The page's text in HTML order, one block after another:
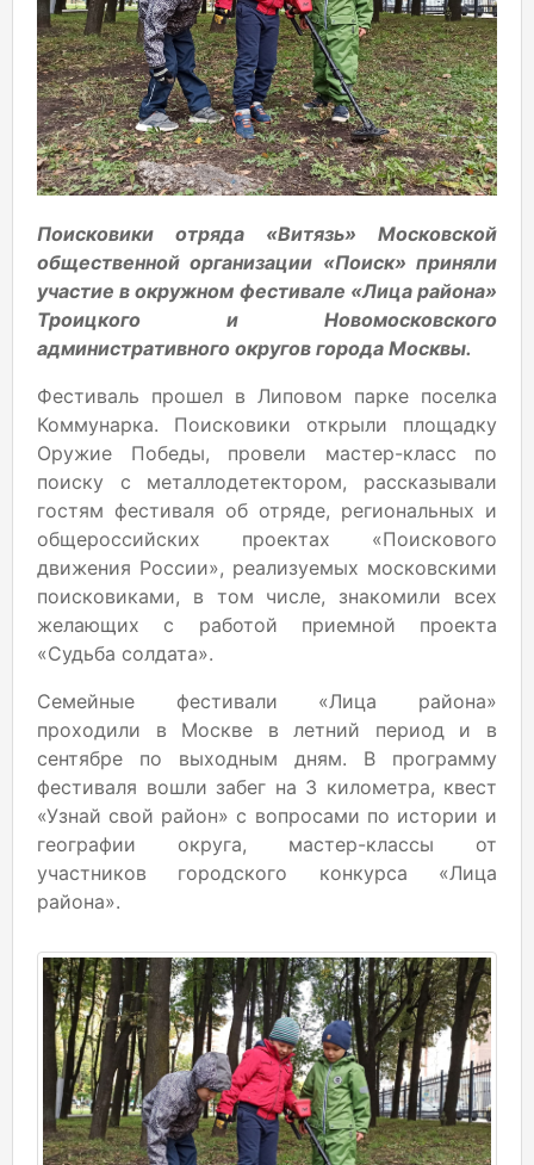
Поисковики отряда «Витязь» Московской
общественной организации «Поиск» приняли
участие в окружном фестивале «Лица района»
Троицкого и Новомосковского
административного округов города Москвы.
Фестиваль прошел в Липовом парке поселка
Коммунарка. Поисковики открыли площадку
Оружие Победы, провели мастер-класс по
поиску с металлодетектором, рассказывали
гостям фестиваля об отряде, региональных и
общероссийских проектах «Поискового
движения России», реализуемых московскими
поисковиками, в том числе, знакомили всех
желающих с работой приемной проекта
«Судьба солдата».
Семейные фестивали «Лица района»
проходили в Москве в летний период и в
сентябре по выходным дням. В программу
фестиваля вошли забег на 3 километра, квест
«Узнай свой район» с вопросами по истории и
географии округа, мастер-классы от
участников городского конкурса «Лица
района».